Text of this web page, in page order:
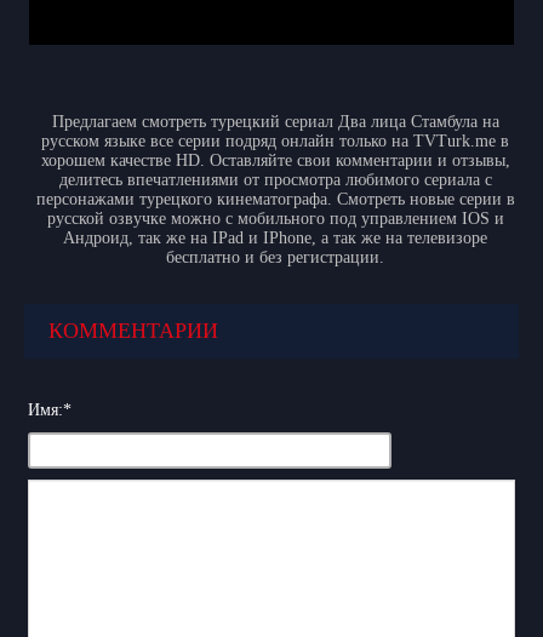
Предлагаем смотреть турецкий сериал Два лица Стамбула на
русском языке все серии подряд онлайн только на TVTurk.me в
хорошем качестве HD. Оставляйте свои комментарии и отзывы,
делитесь впечатлениями от просмотра любимого сериала с
персонажами турецкого кинематографа. Смотреть новые серии в
русской озвучке можно с мобильного под управлением IOS и
Андроид, так же на IPad и IPhone, а так же на телевизоре
бесплатно и без регистрации.
КОММЕНТАРИИ
Имя:*